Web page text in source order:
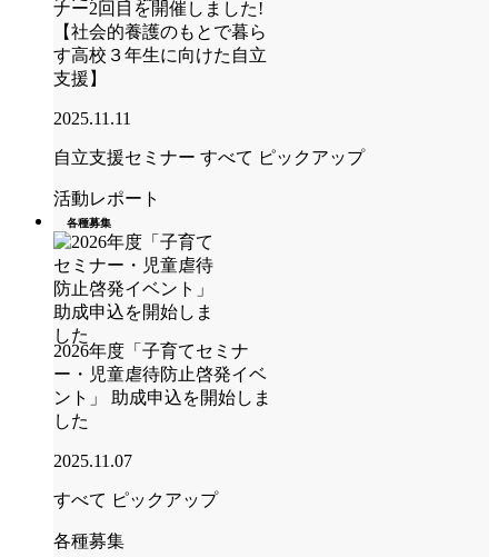
ナー2回目を開催しました!
【社会的養護のもとで暮ら
す高校３年生に向けた自立
支援】
2025.11.11
自立支援セミナー すべて ピックアップ
活動レポート
各種募集
2026年度「子育てセミナ
ー・児童虐待防止啓発イベ
ント」 助成申込を開始しま
した
2025.11.07
すべて ピックアップ
各種募集